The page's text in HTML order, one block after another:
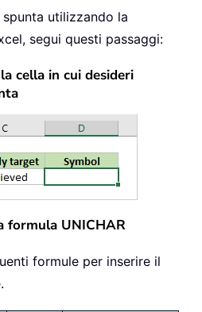
utilizzando la
segui questi passaggi:
cella in cui desideri
formula UNICHAR
formule per inserire il